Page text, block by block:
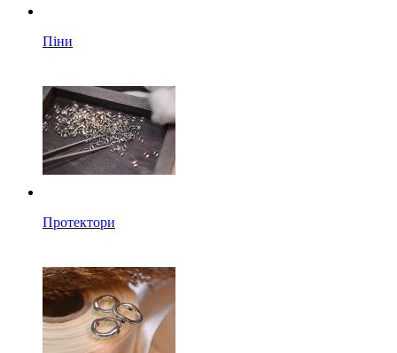
Піни
Протектори